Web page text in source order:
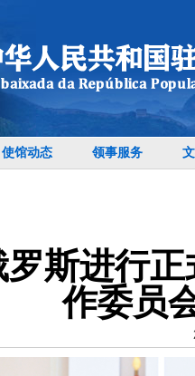
使馆动态 领事服务
斯进行
作委员